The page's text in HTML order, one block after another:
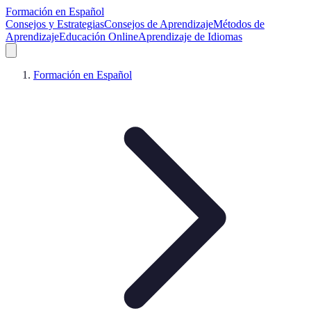
Formación en Español
Consejos y EstrategiasConsejos de AprendizajeMétodos de
AprendizajeEducación OnlineAprendizaje de Idiomas
Formación en Español